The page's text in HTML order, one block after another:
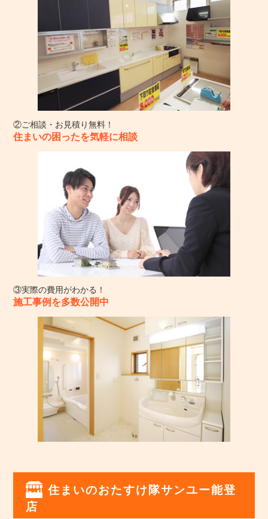
②ご相談・お見積り無料！
住まいの困ったを気軽に相談
③実際の費用がわかる！
施工事例を多数公開中
住まいのおたすけ隊サンユー能登
店